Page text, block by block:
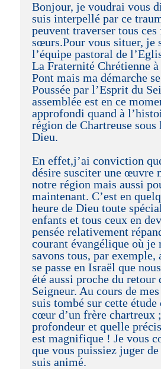
Bonjour, je voudrai vous
suis interpellé par ce
peuvent traverser tous ces
sœurs.Pour vous situer, je
l’équipe pastoral de
La Fraternité Chrétienne
Pont mais ma démarche
Poussée par l’Esprit du
assemblée est en ce
approfondi quand à
région de Chartreuse sous
Dieu.
En effet,j’ai conviction
désire susciter une œuvre
notre région mais aussi
maintenant. C’est en
heure de Dieu toute
enfants et tous ceux en
pensée relativement
courant évangélique où je
savons tous, par exemple,
se passe en Israël que
été aussi proche du retour
Seigneur. Au cours de
suis tombé sur cette
cœur d’un frère chartreux
profondeur et quelle
est magnifique ! Je vous
que vous puissiez juger
suis animé.